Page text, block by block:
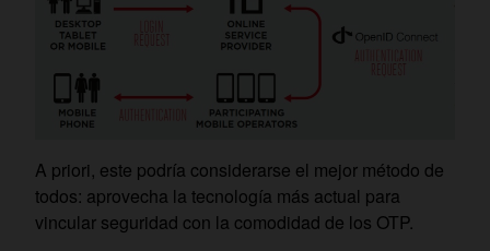
A priori, este podría considerarse el mejor método de
todos: aprovecha la tecnología más actual para
vincular seguridad con la comodidad de los OTP.